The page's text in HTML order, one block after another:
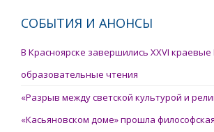
СОБЫТИЯ И АНОНСЫ
В Красноярске завершились XXVI
образовательные чтения
«Разрыв между светской культурой и
«Касьяновском доме» прошла